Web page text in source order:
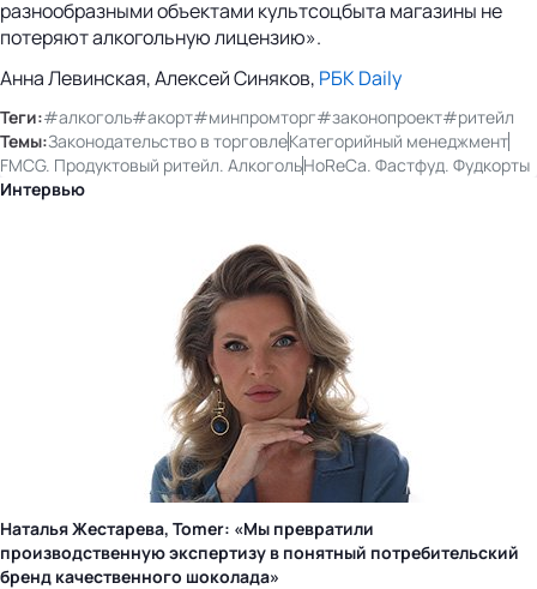
разнообразными объектами культсоцбыта магазины не
потеряют алкогольную лицензию».
Анна Левинская, Алексей Синяков, РБК Daily
Теги:#алкоголь#акорт#минпромторг#законопроект#ритейл
Темы:Законодательство в торговлеКатегорийный менеджмент
FMCG. Продуктовый ритейл. АлкогольHoReCa. Фастфуд. Фудкорты
Интервью
Наталья Жестарева, Tomer: «Мы превратили
производственную экспертизу в понятный потребительский
бренд качественного шоколада»